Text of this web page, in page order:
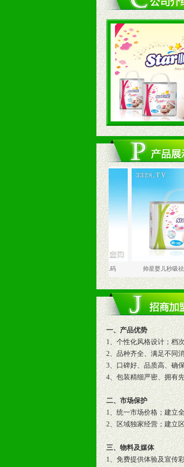
帅星婴儿秒吸祛味纸尿裤
一、产品优势
1、个性化风格设计；档
2、品种齐全、满足不同
3、口碑好、品质高、确
4、包装精细严密、拥有
二、市场保护
1、统一市场价格；建立
2、区域独家经营；建立
三、物料及媒体
1、免费提供体验及宣传